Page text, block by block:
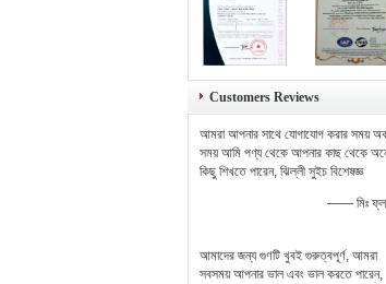
Customers Reviews
আমরা আপনার সাথে যোগাযোগ করার সময়
সময় আমি পণ্য থেকে আপনার কাছ থেকে
কিছু শিখতে পারেন, ঝিল্লী সুইচ বিশেষজ্ঞ
—— মিঃ
আমাদের জন্য গুণটি খুবই গুরুত্বপূর্ণ, আমরা
সবসময় আপনার ভাল এবং ভাল করতে পারেন,